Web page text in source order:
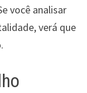
você analisar
verá que